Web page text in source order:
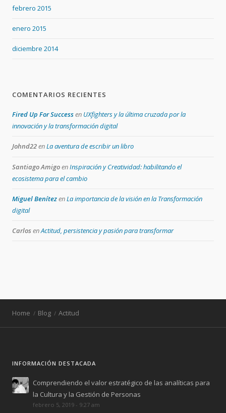
febrero 2015
enero 2015
diciembre 2014
COMENTARIOS RECIENTES
Fired Up For Successen UXfighters y la última cruzada por la
innovación y la transformación digital
Johnd22enLa aventura de escribir un libro
Santiago AmigoenInspiración y Creatividad: habilitando el
ecosistema para el cambio
Miguel BenítezenLa importancia de la visión en la Transformación
digital
CarlosenActitud, persistencia y pasión para transformar
Home Blog Actitud
INFORMACIÓN DESTACADA
Comprendiendo el valor estratégico de las analíticas para
la Cultura y la Gestión de Personas
febrero 5, 2019 - 9:27 am